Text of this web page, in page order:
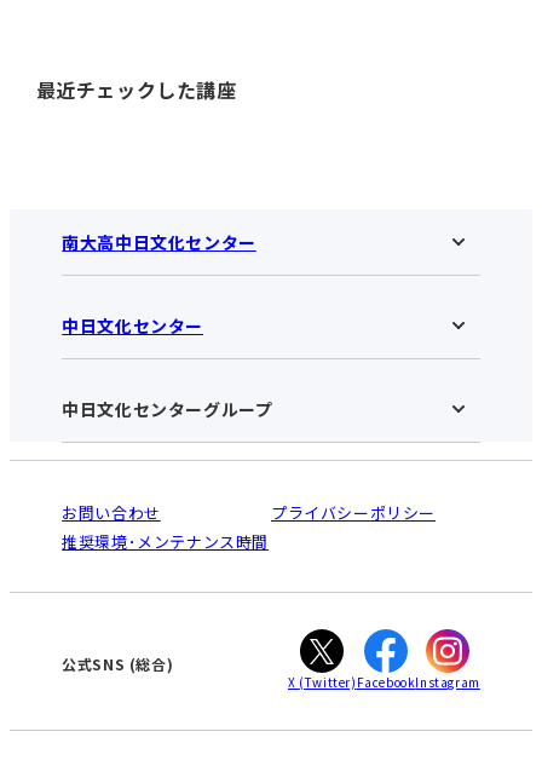
最近チェックした講座
南大高中日文化センター
南大高中日文化センターHOME
お知らせ
アクセス･営業時間
お申し込みの流れ
入会と受講のご案内
中日文化センター
中日文化センターHOME
中日文化センターとは
受講規約・会員特典
ご利用ガイド
オンライン講座受講の手順
WEBサイトのよくある質問
中日文化センターグループ
南大高
犬山
高蔵寺
大垣
津
お問い合わせ
プライバシーポリシー
推奨環境･メンテナンス時間
公式SNS (総合)
X (Twitter) FacebookInstagram